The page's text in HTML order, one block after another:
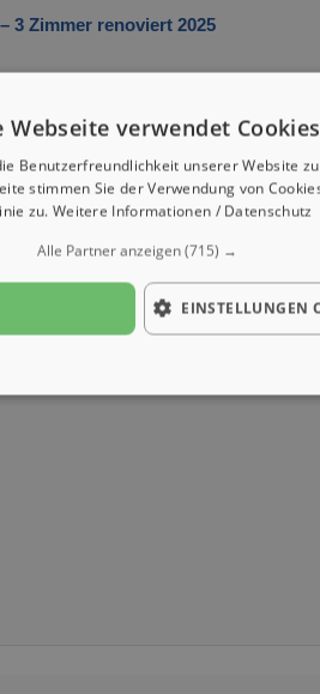
3 Zimmer renoviert 2025
Webseite verwendet
Benutzerfreundlichkeit unserer Website
stimmen Sie der Verwendung von
zu. Weitere Informationen / Datenschutz
Alle Partner anzeigen(715) →
EINSTELLUNGEN